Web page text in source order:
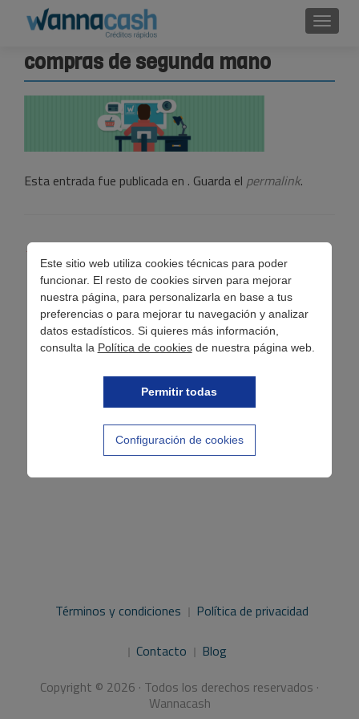
Este sitio web utiliza cookies técnicas para poder
funcionar. El resto de cookies sirven para mejorar
nuestra página, para personalizarla en base a tus
preferencias o para mejorar tu navegación y analizar
datos estadísticos. Si quieres más información,
consulta la Política de cookiesde nuestra página web.
Permitir todas
Configuración de cookies
compras de segunda mano
Esta entrada fue publicada en . Guarda el permalink.
Navegación
de
entradas
←
Términos y condiciones Política de privacidad
Contacto
Blog
Copyright © 2026 · Todos los derechos reservados ·
Wannacash